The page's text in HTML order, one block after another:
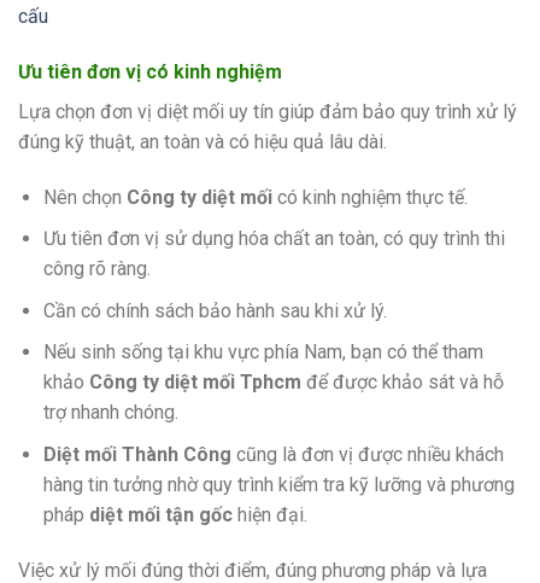
cấu
Ưu tiên đơn vị có kinh nghiệm
Lựa chọn đơn vị diệt mối uy tín giúp đảm bảo quy trình xử lý
đúng kỹ thuật, an toàn và có hiệu quả lâu dài.
Nên chọn Công ty diệt mốicó kinh nghiệm thực tế.
Ưu tiên đơn vị sử dụng hóa chất an toàn, có quy trình thi
công rõ ràng.
Cần có chính sách bảo hành sau khi xử lý.
Nếu sinh sống tại khu vực phía Nam, bạn có thể tham
khảo Công ty diệt mối Tphcm để được khảo sát và hỗ
trợ nhanh chóng.
Diệt mối Thành Công cũng là đơn vị được nhiều khách
hàng tin tưởng nhờ quy trình kiểm tra kỹ lưỡng và phương
pháp diệt mối tận gốchiện đại.
Việc xử lý mối đúng thời điểm, đúng phương pháp và lựa